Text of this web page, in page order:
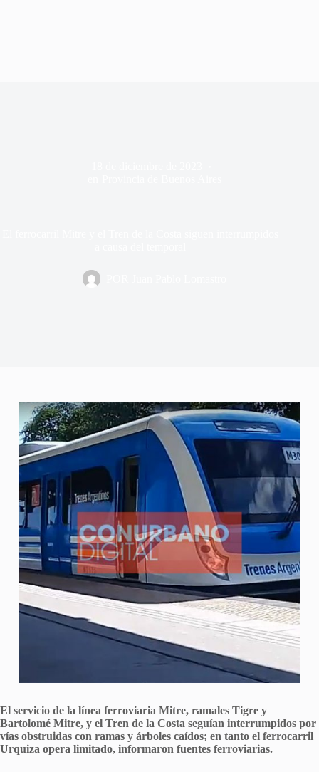
El servicio de la línea ferroviaria Mitre, ramales Tigre y
Bartolomé Mitre, y el Tren de la Costa seguían interrumpidos por
vías obstruidas con ramas y árboles caídos; en tanto el ferrocarril
Urquiza opera limitado, informaron fuentes ferroviarias.